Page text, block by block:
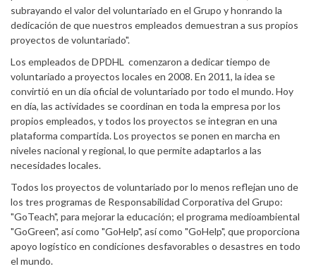
subrayando el valor del voluntariado en el Grupo y honrando la
dedicación de que nuestros empleados demuestran a sus propios
proyectos de voluntariado".
Los empleados de DPDHL comenzaron a dedicar tiempo de
voluntariado a proyectos locales en 2008. En 2011, la idea se
convirtió en un día oficial de voluntariado por todo el mundo. Hoy
en día, las actividades se coordinan en toda la empresa por los
propios empleados, y todos los proyectos se integran en una
plataforma compartida. Los proyectos se ponen en marcha en
niveles nacional y regional, lo que permite adaptarlos a las
necesidades locales.
Todos los proyectos de voluntariado por lo menos reflejan uno de
los tres programas de Responsabilidad Corporativa del Grupo:
"GoTeach", para mejorar la educación; el programa medioambiental
"GoGreen", así como "GoHelp", así como "GoHelp", que proporciona
apoyo logístico en condiciones desfavorables o desastres en todo
el mundo.